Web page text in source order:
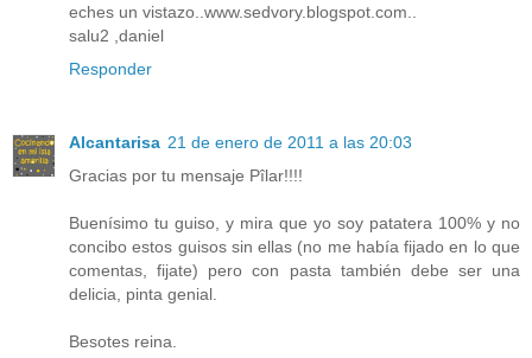
eches un vistazo..www.sedvory.blogspot.com..
salu2 ,daniel
Responder
Alcantarisa 21 de enero de 2011 a las 20:03
Gracias por tu mensaje Pîlar!!!!
Buenísimo tu guiso, y mira que yo soy patatera 100% y no
concibo estos guisos sin ellas (no me había fijado en lo que
comentas, fijate) pero con pasta también debe ser una
delicia, pinta genial.
Besotes reina.